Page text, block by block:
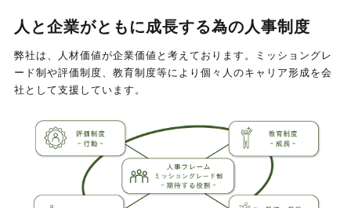
人と企業がともに成長する為の人事制度
弊社は、人材価値が企業価値と考えております。ミッショングレ
ード制や評価制度、教育制度等により個々人のキャリア形成を会
社として支援しています。